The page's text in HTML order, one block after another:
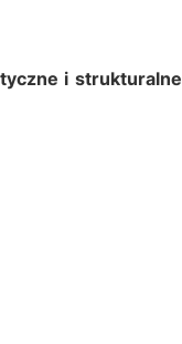
i strukturalne